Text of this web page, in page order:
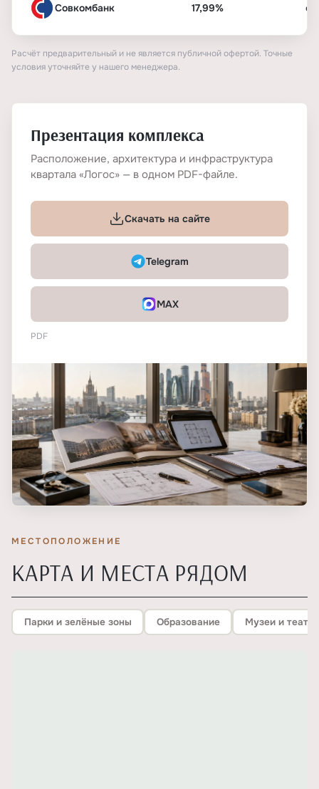
Совкомбанк 17,99%
Расчёт предварительный и не является публичной офертой. Точные
условия уточняйте у нашего менеджера.
Презентация комплекса
Расположение, архитектура и инфраструктура
квартала «Логос» — в одном PDF-файле.
Скачать на сайте
Telegram
MAX
PDF
МЕСТОПОЛОЖЕНИЕ
КАРТА И МЕСТА РЯДОМ
Парки и зелёные зоны Образование Музеи и